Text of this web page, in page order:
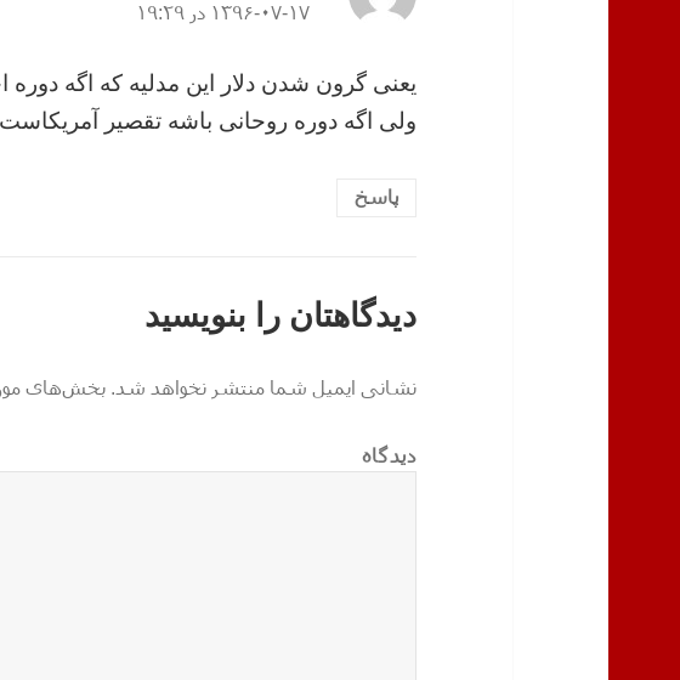
۱۳۹۶-۰۷-۱۷ در ۱۹:۲۹
‏یعنی گرون شدن دلار این مدلیه که اگه دوره
ولی اگه دوره روحانی باشه تقصیر
پاسخ
دیدگاهتان را بنویسید
نشانی ایمیل شما منتشر نخواهد شد. بخش‌های
دیدگاه